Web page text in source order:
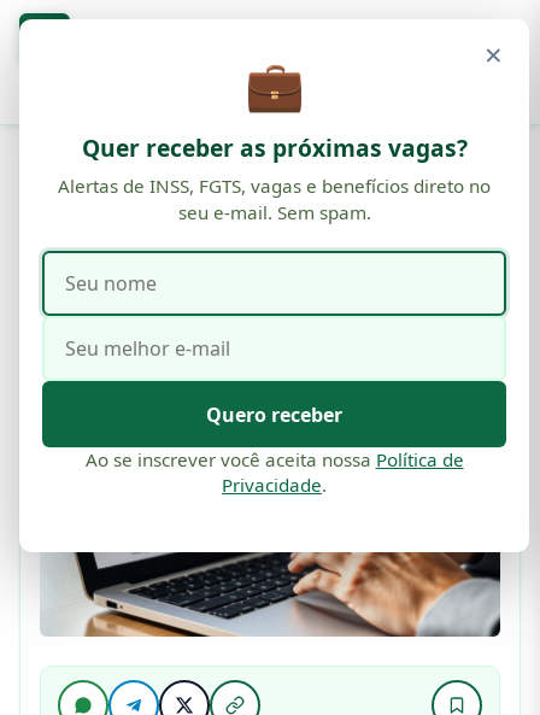
VAGA
Como Cadastrar Seu Currículo em
uma Empresa: Guia Completo
para Conseguir Entrevistas
PorComunicação 27 de ago, 2025
×
💼
Quer receber as próximas vagas?
Alertas de INSS, FGTS, vagas e benefícios direto no
seu e-mail. Sem spam.
Seu
nome
Seu
mail
Quero receber
Ao se inscrever você aceita nossa Política de
Privacidade.